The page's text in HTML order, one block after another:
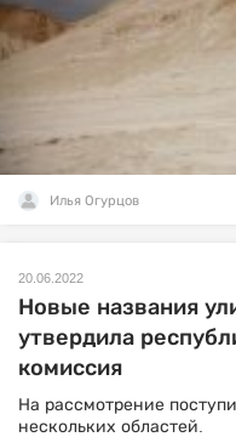
Илья Огурцов
20.06.2022
Новые названия
утвердила
комиссия
На рассмотрение
нескольких областей.